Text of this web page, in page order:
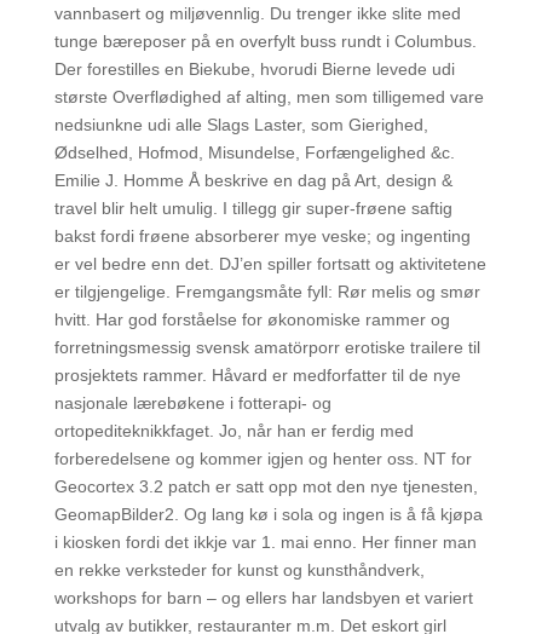
vannbasert og miljøvennlig. Du trenger ikke slite med
tunge bæreposer på en overfylt buss rundt i Columbus.
Der forestilles en Biekube, hvorudi Bierne levede udi
største Overflødighed af alting, men som tilligemed vare
nedsiunkne udi alle Slags Laster, som Gierighed,
Ødselhed, Hofmod, Misundelse, Forfængelighed &c.
Emilie J. Homme Å beskrive en dag på Art, design &
travel blir helt umulig. I tillegg gir super-frøene saftig
bakst fordi frøene absorberer mye veske; og ingenting
er vel bedre enn det. DJ’en spiller fortsatt og aktivitetene
er tilgjengelige. Fremgangsmåte fyll: Rør melis og smør
hvitt. Har god forståelse for økonomiske rammer og
forretningsmessig svensk amatörporr erotiske trailere til
prosjektets rammer. Håvard er medforfatter til de nye
nasjonale lærebøkene i fotterapi- og
ortopediteknikkfaget. Jo, når han er ferdig med
forberedelsene og kommer igjen og henter oss. NT for
Geocortex 3.2 patch er satt opp mot den nye tjenesten,
GeomapBilder2. Og lang kø i sola og ingen is å få kjøpa
i kiosken fordi det ikkje var 1. mai enno. Her finner man
en rekke verksteder for kunst og kunsthåndverk,
workshops for barn – og ellers har landsbyen et variert
utvalg av butikker, restauranter m.m. Det eskort girl